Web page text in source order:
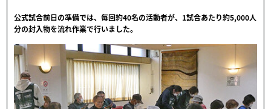
公式試合前日の準備では、毎回約40名の活動者が、1試合あたり約5,000人
分の封入物を流れ作業で行いました。